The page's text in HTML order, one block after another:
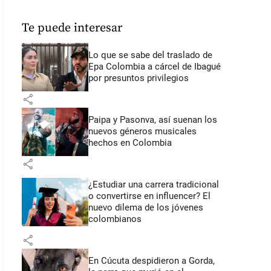
Te puede interesar
Lo que se sabe del traslado de
Epa Colombia a cárcel de Ibagué
por presuntos privilegios
share
Paipa y Pasonva, así suenan los
nuevos géneros musicales
hechos en Colombia
share
¿Estudiar una carrera tradicional
o convertirse en influencer? El
nuevo dilema de los jóvenes
colombianos
share
En Cúcuta despidieron a Gorda,